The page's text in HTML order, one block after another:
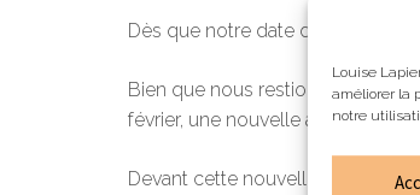
Louise
améliorer la
notre
Dès que notre date de
Bien que nous restions
février, une nouvelle alternative
Devant cette nouvelle vague